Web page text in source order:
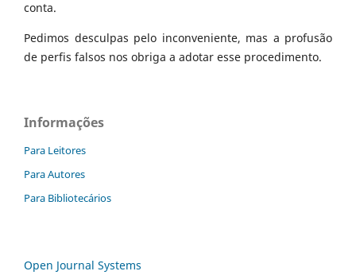
conta.
Pedimos desculpas pelo inconveniente, mas a profusão
de perfis falsos nos obriga a adotar esse procedimento.
Informações
Para Leitores
Para Autores
Para Bibliotecários
Open Journal Systems